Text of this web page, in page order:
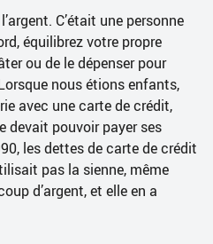
C’était une personne
équilibrez votre propre
ou de le dépenser pour
nous étions enfants,
avec une carte de crédit,
devait pouvoir payer ses
les dettes de carte de crédit
pas la sienne, même
d’argent, et elle en a